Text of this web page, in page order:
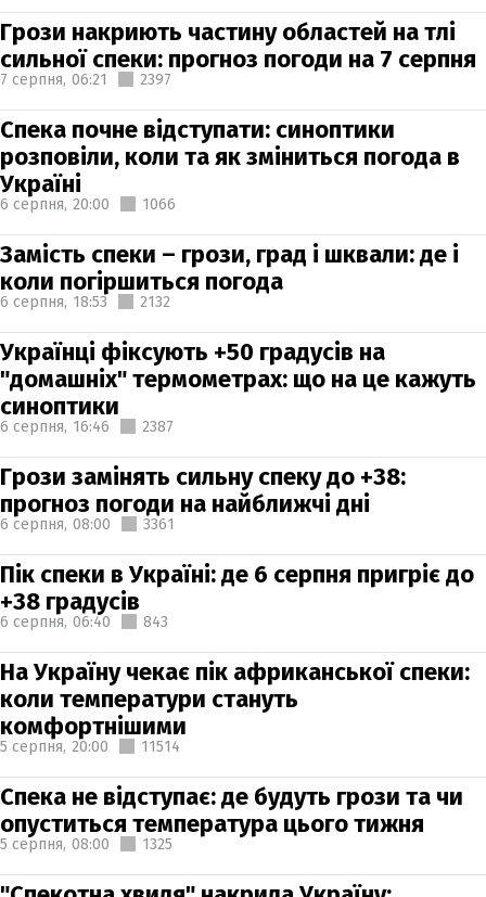
Грози накриють частину областей на тлі
сильної спеки: прогноз погоди на 7 серпня
7 серпня, 06:21 2397
Спека почне відступати: синоптики
розповіли, коли та як зміниться погода в
Україні
6 серпня, 20:00 1066
Замість спеки – грози, град і шквали: де і
коли погіршиться погода
6 серпня, 18:53 2132
Українці фіксують +50 градусів на
"домашніх" термометрах: що на це кажуть
синоптики
6 серпня, 16:46 2387
Грози замінять сильну спеку до +38:
прогноз погоди на найближчі дні
6 серпня, 08:00 3361
Пік спеки в Україні: де 6 серпня пригріє до
+38 градусів
6 серпня, 06:40 843
На Україну чекає пік африканської спеки:
коли температури стануть
комфортнішими
5 серпня, 20:00 11514
Спека не відступає: де будуть грози та чи
опуститься температура цього тижня
5 серпня, 08:00 1325